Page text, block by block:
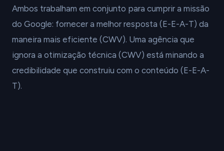
Ambos trabalham em conjunto para cumprir a missão
do Google: fornecer a melhor resposta (E-E-A-T) da
maneira mais eficiente (CWV). Uma agência que
ignora a otimização técnica (CWV) está minando a
credibilidade que construiu com o conteúdo (E-E-A-
T).